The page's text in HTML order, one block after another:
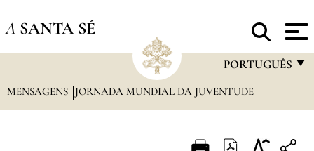
A SANTA SÉ
PORTUGUÊS
FRANÇAIS
ITALIANO
MENSAGENS JORNADA MUNDIAL DA JUVENTUDE